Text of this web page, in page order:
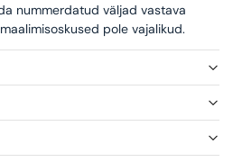
nummerdatud väljad vastava
pole vajalikud.